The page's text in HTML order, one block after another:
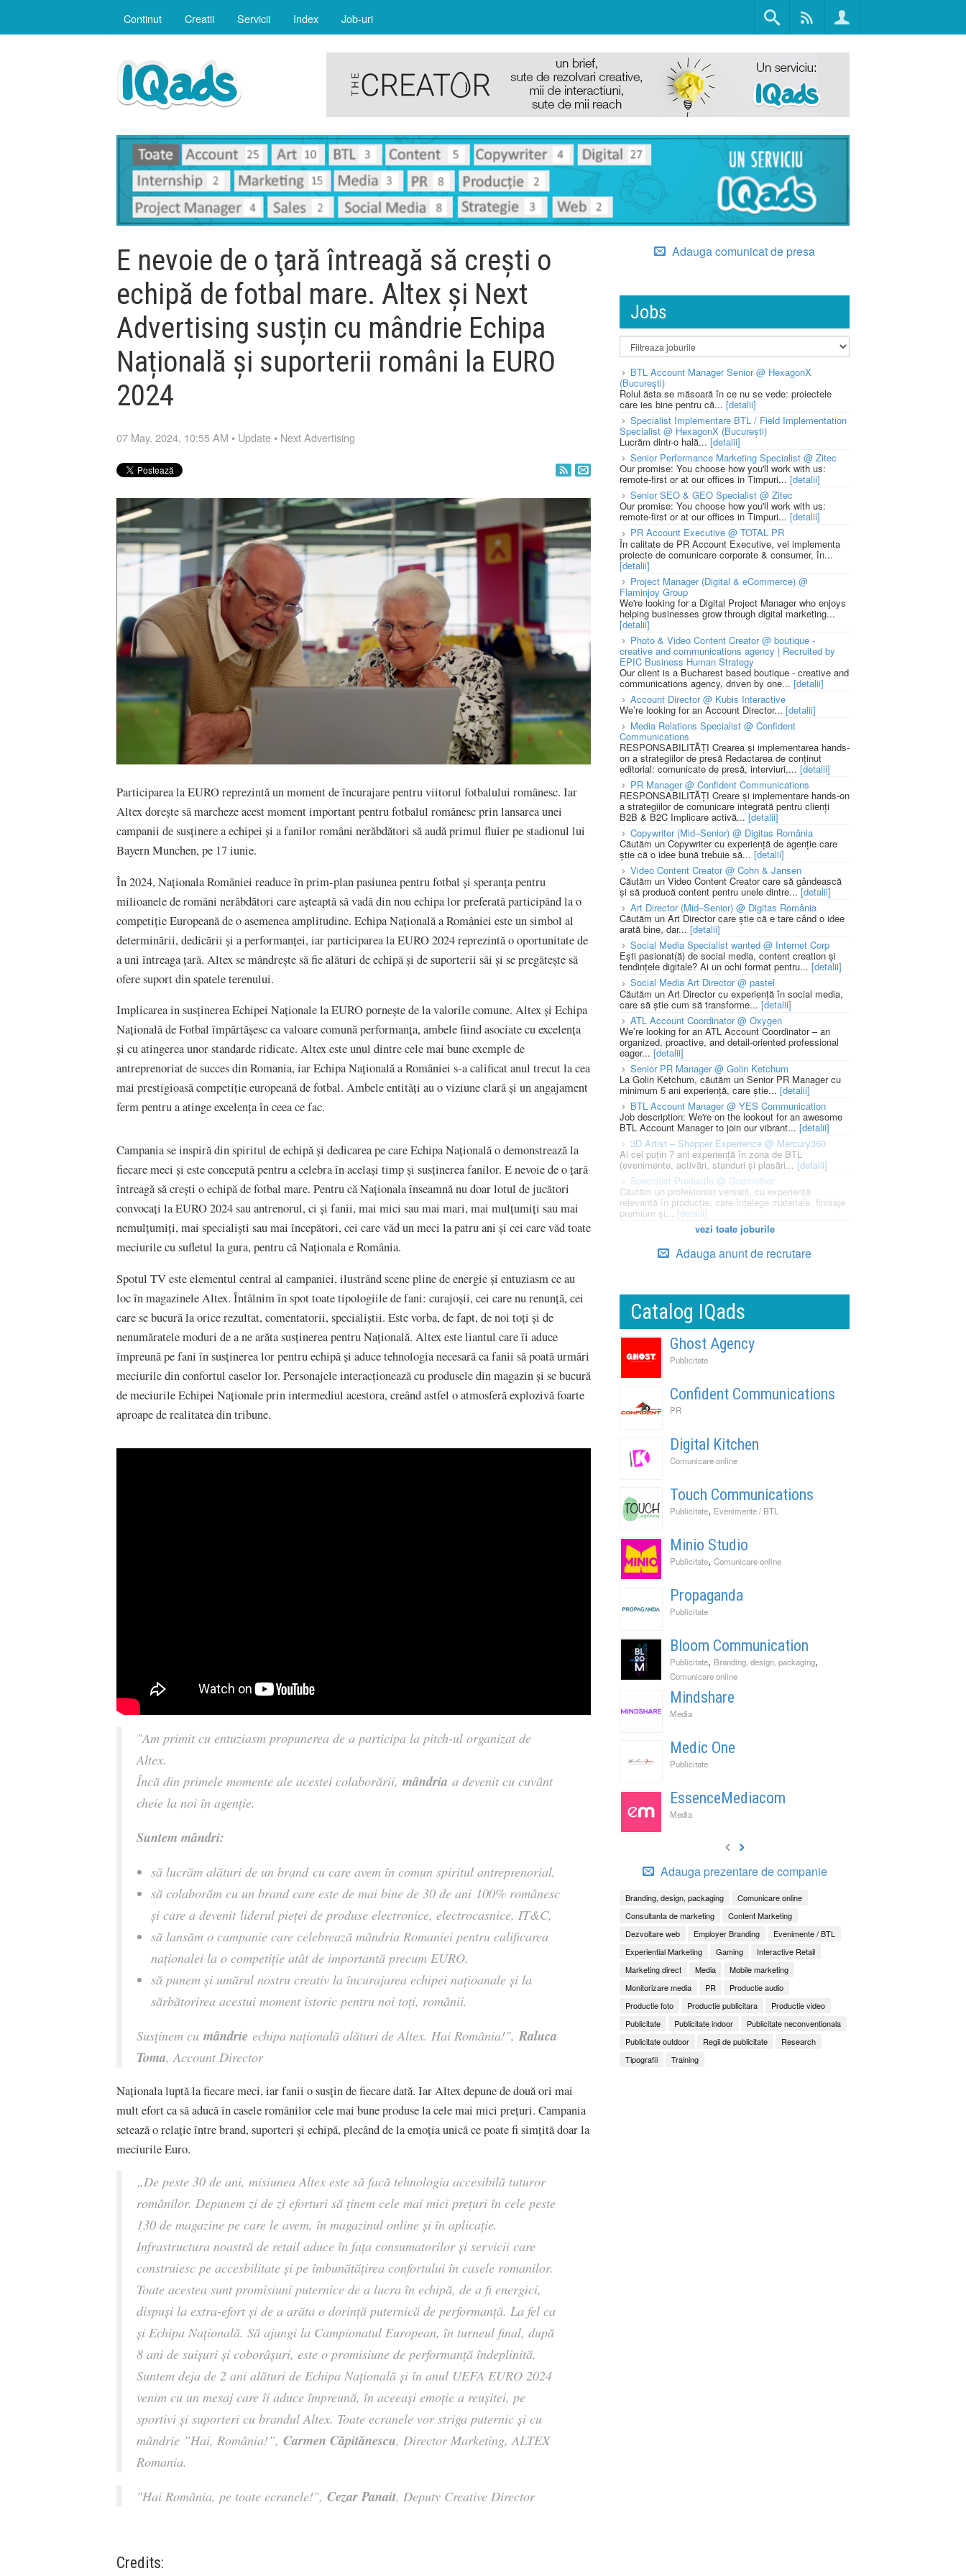
Continut Creatii Servicii Index Job-uri
E nevoie de o ţară întreagă să crești o
echipă de fotbal mare. Altex și Next
Advertising susțin cu mândrie Echipa
Națională și suporterii români la EURO
2024
07 May. 2024, 10:55 AM • Update • Next Advertising
Participarea la EURO reprezintă un moment de încurajare pentru viitorul fotbalului românesc. Iar
Altex dorește să marcheze acest moment important pentru fotbalul românesc prin lansarea unei
campanii de susținere a echipei și a fanilor români nerăbdători să audă primul fluier pe stadionul lui
Bayern Munchen, pe 17 iunie.
În 2024, Naționala României readuce în prim-plan pasiunea pentru fotbal și speranța pentru
milioanele de români nerăbdători care așteaptă să vadă din nou echipa lor preferată participând la o
competiție Europeană de o asemenea amplitudine. Echipa Națională a României este un simbol al
determinării, dedicării și a performanței, iar participarea la EURO 2024 reprezintă o oportunitate de
a uni întreaga țară. Altex se mândrește să fie alături de echipă și de suporterii săi și se pregătește să
ofere suport din spatele terenului.
Implicarea in susținerea Echipei Naționale la EURO pornește de la valorile comune. Altex și Echipa
Națională de Fotbal împărtășesc ca valoare comună performanța, ambele fiind asociate cu excelența
și cu atingerea unor standarde ridicate. Altex este unul dintre cele mai bune exemple de
antreprenoriat de succes din Romania, iar Echipa Națională a României s-a calificat anul trecut la cea
mai prestigioasă competiție europeană de fotbal. Ambele entități au o viziune clară și un angajament
ferm pentru a atinge excelența în ceea ce fac.
Campania se inspiră din spiritul de echipă și dedicarea pe care Echipa Națională o demonstrează la
fiecare meci și este concepută pentru a celebra în același timp și susținerea fanilor. E nevoie de o ţară
întreagă să crești o echipă de fotbal mare. Pentru că Naţionala înseamnă nu doar lotul de jucători
convocați la EURO 2024 sau antrenorul, ci și fanii, mai mici sau mai mari, mai mulțumiți sau mai
nemulțumiți, mai specialiști sau mai începători, cei care văd un meci la patru ani și cei care văd toate
meciurile cu sufletul la gura, pentru că Naționala e România.
Spotul TV este elementul central al campaniei, ilustrând scene pline de energie și entuziasm ce au
loc în magazinele Altex. Întâlnim în spot toate tipologiile de fani: curajoșii, cei care nu renunță, cei
care se bucură la orice rezultat, comentatorii, specialiștii. Este vorba, de fapt, de noi toți și de
nenumăratele moduri de a ne arăta susținerea pentru Națională. Altex este liantul care îi aduce
împreună pe fani în susținerea lor pentru echipă și aduce tehnologia necesară ca fanii să poată urmări
meciurile din confortul caselor lor. Personajele interacționează cu produsele din magazin și se bucură
de meciurile Echipei Naționale prin intermediul acestora, creând astfel o atmosferă explozivă foarte
aproape de realitatea din tribune.
"Am primit cu entuziasm propunerea de a participa la pitch-ul organizat de
Altex.
Încă din primele momente ale acestei colaborării, mândria a devenit cu cuvânt
cheie la noi în agenție.
Suntem mândri:
să lucrăm alături de un brand cu care avem în comun spiritul antreprenorial,
să colaborăm cu un brand care este de mai bine de 30 de ani 100% românesc
și care a devenit liderul pieței de produse electronice, electrocasnice, IT&C,
să lansăm o campanie care celebrează mândria Romaniei pentru calificarea
naționalei la o competiție atât de importantă precum EURO,
să punem și umărul nostru creativ la încurajarea echipei națioanale și la
sărbătorirea acestui moment istoric pentru noi toți, românii.
Susținem cu mândrie echipa națională alături de Altex. Hai România!", Raluca
Toma, Account Director
Naționala luptă la fiecare meci, iar fanii o susțin de fiecare dată. Iar Altex depune de două ori mai
mult efort ca să aducă în casele românilor cele mai bune produse la cele mai mici prețuri. Campania
setează o relație între brand, suporteri și echipă, plecând de la emoția unică ce poate fi simțită doar la
meciurile Euro.
„De peste 30 de ani, misiunea Altex este să facă tehnologia accesibilă tuturor
românilor. Depunem zi de zi eforturi să ținem cele mai mici prețuri în cele peste
130 de magazine pe care le avem, în magazinul online și în aplicație.
Infrastructura noastră de retail aduce în fața consumatorilor și servicii care
construiesc pe accesbilitate și pe îmbunătățirea confortului în casele romanilor.
Toate acestea sunt promisiuni puternice de a lucra în echipă, de a fi energici,
dispuși la extra-efort și de a arăta o dorință puternică de performanță. La fel ca
și Echipa Națională. Să ajungi la Campionatul European, în turneul final, după
8 ani de suișuri și coborâșuri, este o promisiune de performanță îndeplinită.
Suntem deja de 2 ani alături de Echipa Națională și în anul UEFA EURO 2024
venim cu un mesaj care îi aduce împreună, în aceeași emoție a reușitei, pe
sportivi și suporteri cu brandul Altex. Toate ecranele vor striga puternic și cu
mândrie ”Hai, România!”, Carmen Căpitănescu, Director Marketing, ALTEX
Romania.
"Hai România, pe toate ecranele!", Cezar Panait, Deputy Creative Director
Credits:
Adauga comunicat de presa
Jobs
BTL Account Manager Senior @ HexagonX
(București)
Rolul ăsta se măsoară în ce nu se vede: proiectele
care ies bine pentru că... [detalii]
Specialist Implementare BTL / Field Implementation
Specialist @ HexagonX (București)
Lucrăm dintr-o hală... [detalii]
Senior Performance Marketing Specialist @ Zitec
Our promise: You choose how you'll work with us:
remote-first or at our offices in Timpuri... [detalii]
Senior SEO & GEO Specialist @ Zitec
Our promise: You choose how you'll work with us:
remote-first or at our offices in Timpuri... [detalii]
PR Account Executive @ TOTAL PR
În calitate de PR Account Executive, vei implementa
proiecte de comunicare corporate & consumer, în...
[detalii]
Project Manager (Digital & eCommerce) @
Flaminjoy Group
We're looking for a Digital Project Manager who enjoys
helping businesses grow through digital marketing...
[detalii]
Photo & Video Content Creator @ boutique -
creative and communications agency | Recruited by
EPIC Business Human Strategy
Our client is a Bucharest based boutique - creative and
communications agency, driven by one... [detalii]
Account Director @ Kubis Interactive
We’re looking for an Account Director... [detalii]
Media Relations Specialist @ Confident
Communications
RESPONSABILITĂȚI Crearea și implementarea hands-
on a strategiilor de presă Redactarea de conținut
editorial: comunicate de presă, interviuri,... [detalii]
PR Manager @ Confident Communications
RESPONSABILITĂȚI Creare și implementare hands-on
a strategiilor de comunicare integrată pentru clienți
B2B & B2C Implicare activă... [detalii]
Copywriter (Mid–Senior) @ Digitas România
Căutăm un Copywriter cu experiență de agenție care
știe că o idee bună trebuie să... [detalii]
Video Content Creator @ Cohn & Jansen
Căutăm un Video Content Creator care să gândească
și să producă content pentru unele dintre... [detalii]
Art Director (Mid–Senior) @ Digitas România
Căutăm un Art Director care știe că e tare când o idee
arată bine, dar... [detalii]
Social Media Specialist wanted @ Internet Corp
Ești pasionat(ă) de social media, content creation și
tendințele digitale? Ai un ochi format pentru... [detalii]
Social Media Art Director @ pastel
Căutăm un Art Director cu experiență în social media,
care să știe cum să transforme... [detalii]
ATL Account Coordinator @ Oxygen
We’re looking for an ATL Account Coordinator – an
organized, proactive, and detail-oriented professional
eager... [detalii]
Senior PR Manager @ Golin Ketchum
La Golin Ketchum, căutăm un Senior PR Manager cu
minimum 5 ani experiență, care știe... [detalii]
BTL Account Manager @ YES Communication
Job description: We're on the lookout for an awesome
BTL Account Manager to join our vibrant... [detalii]
3D Artist – Shopper Experience @ Mercury360
Ai cel puțin 7 ani experiență în zona de BTL
(evenimente, activări, standuri și plasări... [detalii]
Specialist Productie @ Godmother
Căutăm un profesionist versatil, cu experiență
relevantă în producție, care înțelege materiale, finisaje
premium și... [detalii]
vezi toate joburile
Adauga anunt de recrutare
Catalog IQads
Ghost Agency
Publicitate
Confident Communications
PR
Digital Kitchen
Comunicare online
Touch Communications
Publicitate, Evenimente / BTL
Minio Studio
Publicitate, Comunicare online
Propaganda
Publicitate
Bloom Communication
Publicitate, Branding, design, packaging,
Comunicare online
Mindshare
Media
Medic One
Publicitate
EssenceMediacom
Media
Adauga prezentare de companie
Branding, design, packaging
Comunicare online
Consultanta de marketing
Content Marketing
Dezvoltare web
Employer Branding
Evenimente / BTL
Experiential Marketing
Gaming
Interactive Retail
Marketing direct
Media
Mobile marketing
Monitorizare media
PR
Productie audio
Productie foto
Productie publicitara
Productie video
Publicitate
Publicitate indoor
Publicitate neconventionala
Publicitate outdoor
Regii de publicitate
Research
Tipografii
Training